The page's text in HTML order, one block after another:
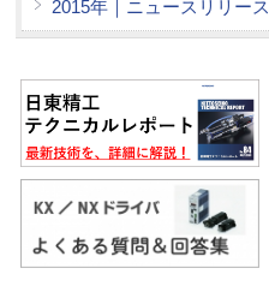
2015年｜ニュースリリース